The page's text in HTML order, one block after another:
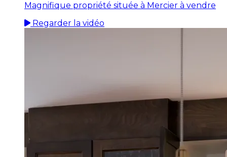
Magnifique propriété située à Mercier à vendre
Regarder la vidéo